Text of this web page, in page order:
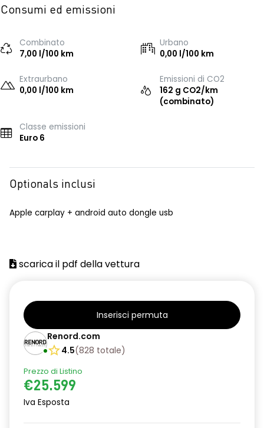
Consumi ed emissioni
Combinato
7,00 l/100 km
Urbano
0,00 l/100 km
Extraurbano
0,00 l/100 km
Emissioni di CO2
162 g CO2/km
(combinato)
Classe emissioni
Euro 6
Optionals inclusi
Apple carplay + android auto dongle usb
scarica il pdf della vettura
Inserisci permuta
Renord.com
4.5(828 totale)
Prezzo di Listino
€25.599
Iva Esposta